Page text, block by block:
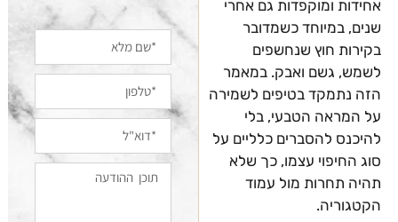
אחידות ומוקפדות גם אחרי
שנים, במיוחד כשמדובר
בקירות חוץ שנחשפים
לשמש, גשם ואבק. במאמר
הזה נתמקד בטיפים לשמירה
על המראה הטבעי, בלי
להיכנס להסברים כלליים על
סוג החיפוי עצמו, כך שלא
תהיה תחרות מול עמוד
הקטגוריה.